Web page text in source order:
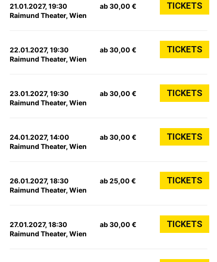
21.01.2027, 19:30
Raimund Theater, Wien
ab 30,00 € TICKETS
22.01.2027, 19:30
Raimund Theater, Wien
ab 30,00 € TICKETS
23.01.2027, 19:30
Raimund Theater, Wien
ab 30,00 € TICKETS
24.01.2027, 14:00
Raimund Theater, Wien
ab 30,00 € TICKETS
26.01.2027, 18:30
Raimund Theater, Wien
ab 25,00 € TICKETS
27.01.2027, 18:30
Raimund Theater, Wien
ab 30,00 € TICKETS